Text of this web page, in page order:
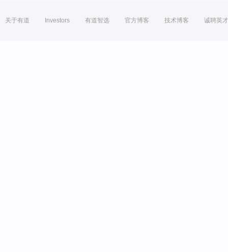
关于有道 Investors 有道智选 官方博客 技术博客 诚聘英才